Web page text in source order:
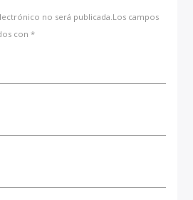
no será publicada.Los campos
con *